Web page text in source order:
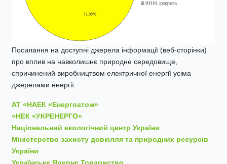
Посилання на доступні джерела інформації (веб-сторінки)
про вплив на навколишнє природне середовище,
спричинений виробництвом електричної енергії усіма
джерелами енергії:
АТ «НАЕК «Енергоатом»
«НЕК «УКРЕНЕРГО»
Національний екологічний центр України
Міністерство захисту довкілля та природних ресурсів
України